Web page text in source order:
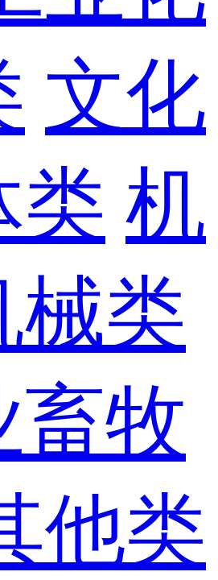
文化
类 机
械类
畜牧
他类